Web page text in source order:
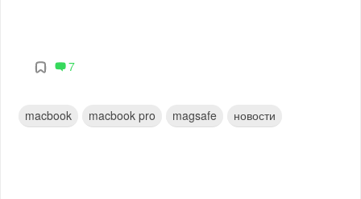
7
macbook macbook pro magsafe новости